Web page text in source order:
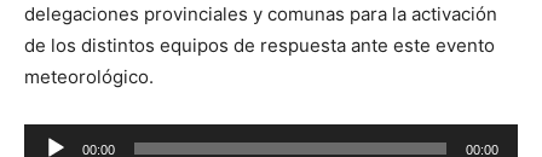
delegaciones provinciales y comunas para la activación
de los distintos equipos de respuesta ante este evento
meteorológico.
Reproductor
00:00 00:00